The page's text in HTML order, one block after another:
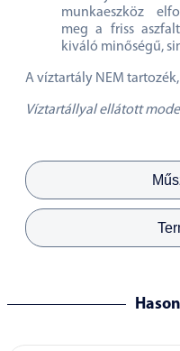
munkaeszköz
meg a friss
kiváló minőségű,
A víztartály NEM
Víztartállyal ellátott